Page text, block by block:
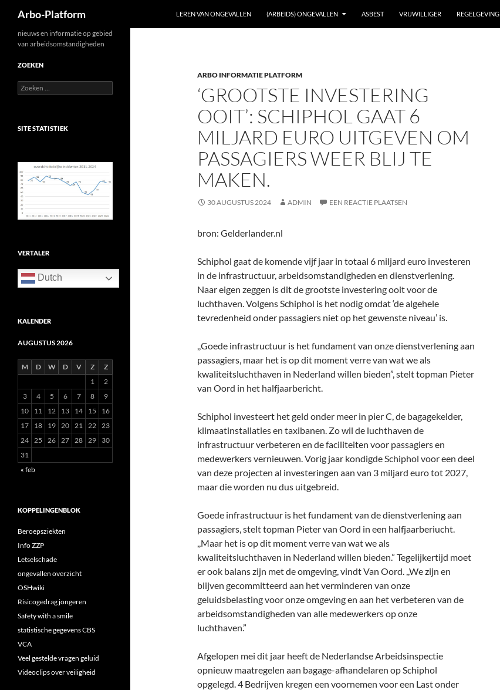
Arbo-Platform LEREN VAN ONGEVALLEN (ARBEIDS) ONGEVALLEN ASBEST VRIJWILLIGER REGELGEVING
ARBO INFORMATIE PLATFORM
‘GROOTSTE INVESTERING
OOIT’: SCHIPHOL GAAT 6
MILJARD EURO UITGEVEN OM
PASSAGIERS WEER BLIJ TE
MAKEN.
30 AUGUSTUS 2024 ADMIN EEN REACTIE PLAATSEN
bron: Gelderlander.nl
Schiphol gaat de komende vijf jaar in totaal 6 miljard euro investeren
in de infrastructuur, arbeidsomstandigheden en dienstverlening.
Naar eigen zeggen is dit de grootste investering ooit voor de
luchthaven. Volgens Schiphol is het nodig omdat ‘de algehele
tevredenheid onder passagiers niet op het gewenste niveau’ is.
,,Goede infrastructuur is het fundament van onze dienstverlening aan
passagiers, maar het is op dit moment verre van wat we als
kwaliteitsluchthaven in Nederland willen bieden”, stelt topman Pieter
van Oord in het halfjaarbericht.
Schiphol investeert het geld onder meer in pier C, de bagagekelder,
klimaatinstallaties en taxibanen. Zo wil de luchthaven de
infrastructuur verbeteren en de faciliteiten voor passagiers en
medewerkers vernieuwen. Vorig jaar kondigde Schiphol voor een deel
van deze projecten al investeringen aan van 3 miljard euro tot 2027,
maar die worden nu dus uitgebreid.
Goede infrastructuur is het fundament van de dienstverlening aan
passagiers, stelt topman Pieter van Oord in een halfjaarberiucht.
,,Maar het is op dit moment verre van wat we als
kwaliteitsluchthaven in Nederland willen bieden.” Tegelijkertijd moet
er ook balans zijn met de omgeving, vindt Van Oord. ,,We zijn en
blijven gecommitteerd aan het verminderen van onze
geluidsbelasting voor onze omgeving en aan het verbeteren van de
arbeidsomstandigheden van alle medewerkers op onze
luchthaven.”
Afgelopen mei dit jaar heeft de Nederlandse Arbeidsinspectie
opnieuw maatregelen aan bagage-afhandelaren op Schiphol
opgelegd. 4 Bedrijven kregen een voornemen voor een Last onder
nieuws en informatie op gebied
van arbeidsomstandigheden
ZOEKEN
Zoeken
naar:
SITE STATISTIEK
VERTALER
Dutch
KALENDER
AUGUSTUS 2026
M D W D V Z
Z
1
2
3
4 5 6 7 8
9
10
11 12 13 14 15
16
17
18 19 20 21 22
23
24
25 26 27 28 29
30
31
« feb
KOPPELINGENBLOK
Beroepsziekten
Info ZZP
Letselschade
ongevallen overzicht
OSHwiki
Risicogedrag jongeren
Safety with a smile
statistische gegevens CBS
VCA
Veel gestelde vragen geluid
Videoclips over veiligheid